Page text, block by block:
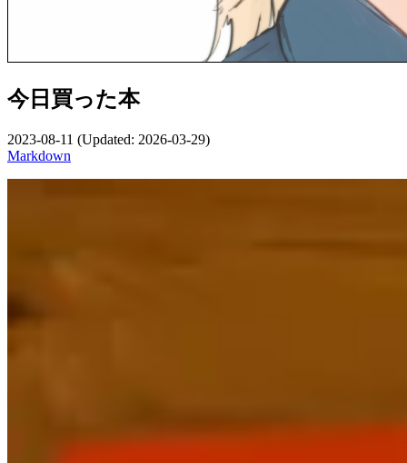
今日買った本
2023-08-11 (Updated: 2026-03-29)
Markdown